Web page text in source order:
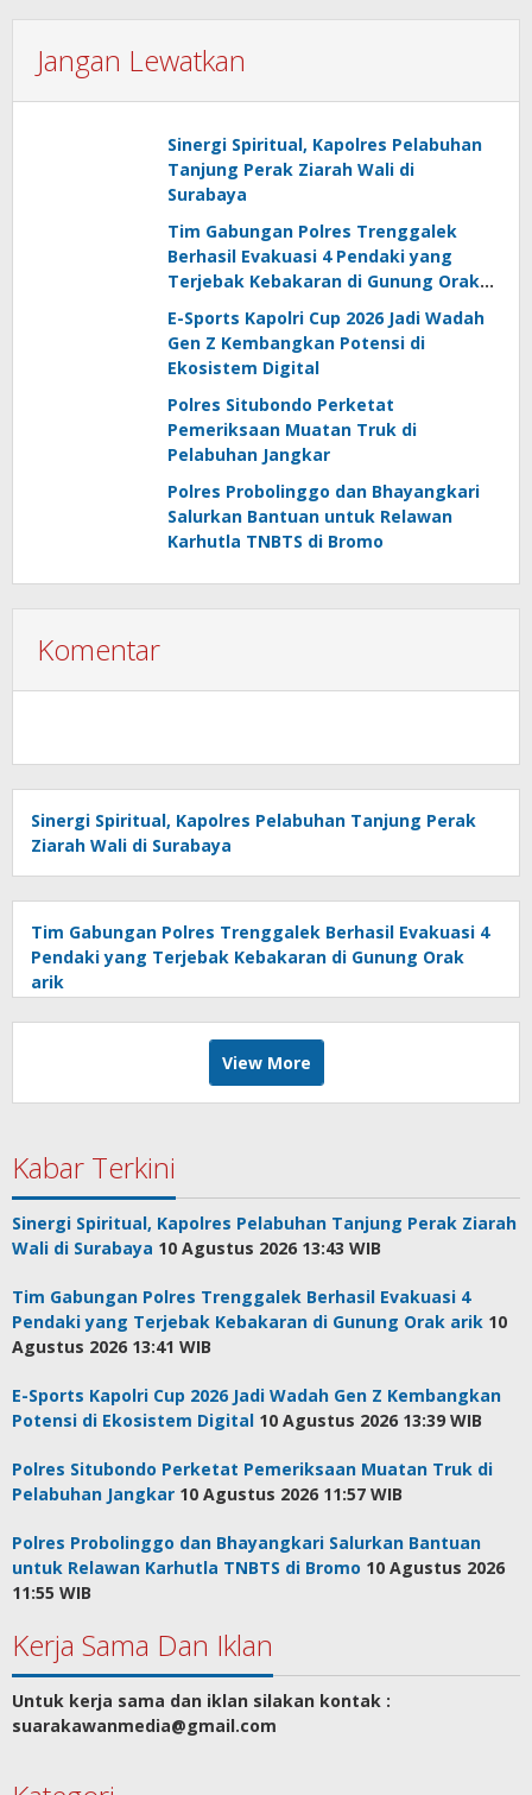
Jangan Lewatkan
Sinergi Spiritual, Kapolres Pelabuhan
Tanjung Perak Ziarah Wali di
Surabaya
Tim Gabungan Polres Trenggalek
Berhasil Evakuasi 4 Pendaki yang
Terjebak Kebakaran di Gunung Orak
E-Sports Kapolri Cup 2026 Jadi Wadah
Gen Z Kembangkan Potensi di
Ekosistem Digital
Polres Situbondo Perketat
Pemeriksaan Muatan Truk di
Pelabuhan Jangkar
Polres Probolinggo dan Bhayangkari
Salurkan Bantuan untuk Relawan
Karhutla TNBTS di Bromo
Komentar
Sinergi Spiritual, Kapolres Pelabuhan Tanjung Perak
Ziarah Wali di Surabaya
Tim Gabungan Polres Trenggalek Berhasil Evakuasi 4
Pendaki yang Terjebak Kebakaran di Gunung Orak
arik
View More
Kabar Terkini
Sinergi Spiritual, Kapolres Pelabuhan Tanjung Perak Ziarah
Wali di Surabaya 10 Agustus 2026 13:43 WIB
Tim Gabungan Polres Trenggalek Berhasil Evakuasi 4
Pendaki yang Terjebak Kebakaran di Gunung Orak arik 10
Agustus 2026 13:41 WIB
E-Sports Kapolri Cup 2026 Jadi Wadah Gen Z Kembangkan
Potensi di Ekosistem Digital 10 Agustus 2026 13:39 WIB
Polres Situbondo Perketat Pemeriksaan Muatan Truk di
Pelabuhan Jangkar 10 Agustus 2026 11:57 WIB
Polres Probolinggo dan Bhayangkari Salurkan Bantuan
untuk Relawan Karhutla TNBTS di Bromo 10 Agustus 2026
11:55 WIB
Kerja Sama Dan Iklan
Untuk kerja sama dan iklan silakan kontak :
suarakawanmedia@gmail.com